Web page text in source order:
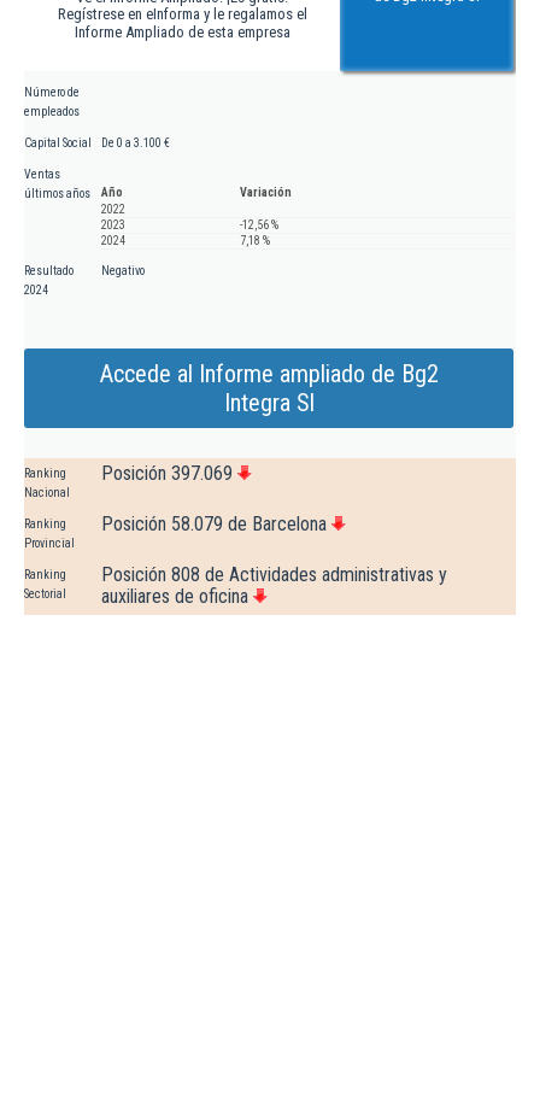
Regístrese en eInforma y le regalamos el
Informe Ampliado de esta empresa
Número de
empleados
Capital Social De 0 a 3.100 €
Ventas
últimos años
Año
Variación
2022
2023
-12,56 %
2024
7,18 %
Resultado
2024
Negativo
Accede al Informe ampliado de Bg2
Integra Sl
Ranking
Nacional
Posición 397.069
Ranking
Provincial
Posición 58.079 de Barcelona
Ranking
Sectorial
Posición 808 de Actividades administrativas y
auxiliares de oficina